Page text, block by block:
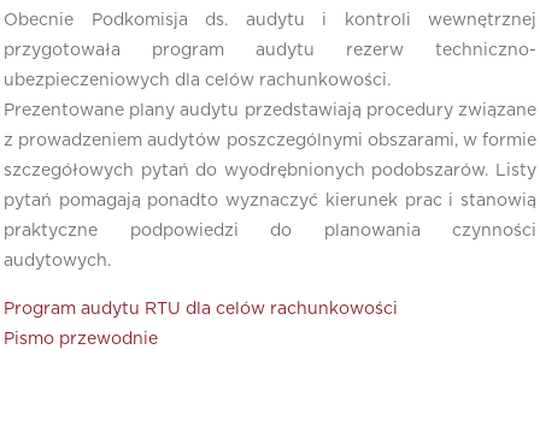
Obecnie Podkomisja ds. audytu i kontroli wewnętrznej
przygotowała program audytu rezerw techniczno-
ubezpieczeniowych dla celów rachunkowości.
Prezentowane plany audytu przedstawiają procedury związane
z prowadzeniem audytów poszczególnymi obszarami, w formie
szczegółowych pytań do wyodrębnionych podobszarów. Listy
pytań pomagają ponadto wyznaczyć kierunek prac i stanowią
praktyczne podpowiedzi do planowania czynności
audytowych.
Program audytu RTU dla celów rachunkowości
Pismo przewodnie